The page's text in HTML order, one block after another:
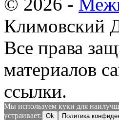
Климовский
Все права
материалов
ссылки.
Мы используем куки для
устраивает. Ok Политика